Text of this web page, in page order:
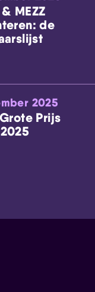
MEZZ
de
2025
Prijs